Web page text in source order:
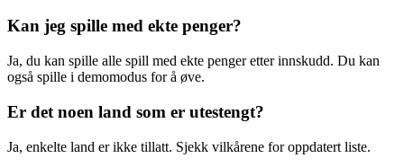
Kan jeg spille med ekte penger?
Ja, du kan spille alle spill med ekte penger etter innskudd. Du kan
også spille i demomodus for å øve.
Er det noen land som er utestengt?
Ja, enkelte land er ikke tillatt. Sjekk vilkårene for oppdatert liste.